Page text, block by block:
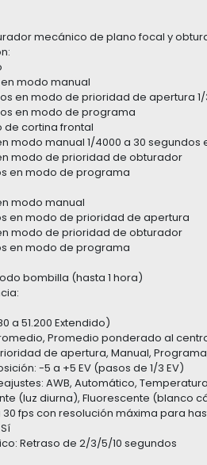
mecánico de plano focal y
en modo manual
en modo de prioridad de apertura
en modo de programa
cortina frontal
modo manual 1/4000 a 30
modo de prioridad de obturador
en modo de programa
modo manual
en modo de prioridad de apertura
modo de prioridad de obturador
en modo de programa
bombilla (hasta 1 hora)
a 51.200 Extendido)
Promedio ponderado al
de apertura, Manual,
-5 a +5 EV (pasos de 1/3 EV)
AWB, Automático,
(luz diurna), Fluorescente (blanco
fps con resolución máxima para
Retraso de 2/3/5/10 segundos